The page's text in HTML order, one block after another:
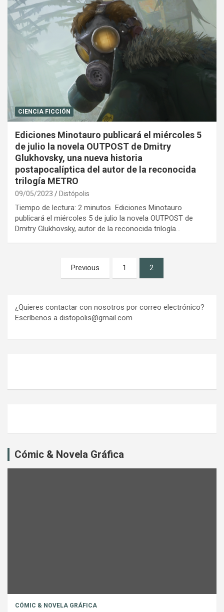
CIENCIA FICCIÓN
Ediciones Minotauro publicará el miércoles 5
de julio la novela OUTPOST de Dmitry
Glukhovsky, una nueva historia
postapocalíptica del autor de la reconocida
trilogía METRO
09/05/2023 Distópolis
Tiempo de lectura: 2 minutos Ediciones Minotauro
publicará el miércoles 5 de julio la novela OUTPOST de
Dmitry Glukhovsky, autor de la reconocida trilogía…
Previous 1 2
¿Quieres contactar con nosotros por correo electrónico?
Escríbenos a distopolis@gmail.com
Cómic & Novela Gráfica
CÓMIC & NOVELA GRÁFICA